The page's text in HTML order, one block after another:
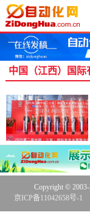
中国（江西）国际
Copyright ©
京ICP备11042658号-1